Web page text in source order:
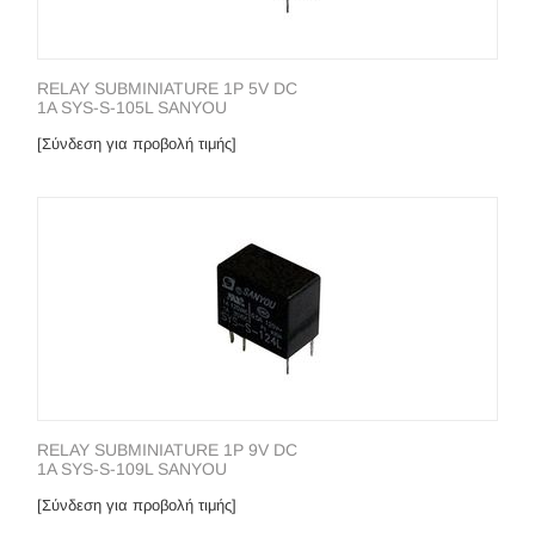
RELAY SUBMINIATURE 1P 5V DC
1A SYS-S-105L SANYOU
[Σύνδεση για προβολή τιμής]
RELAY SUBMINIATURE 1P 9V DC
1A SYS-S-109L SANYOU
[Σύνδεση για προβολή τιμής]